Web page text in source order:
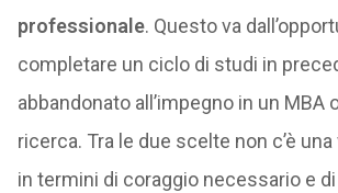
professionale. Questo va
completare un ciclo di studi in
abbandonato all’impegno in un MBA
ricerca. Tra le due scelte non c’è
in termini di coraggio necessario e